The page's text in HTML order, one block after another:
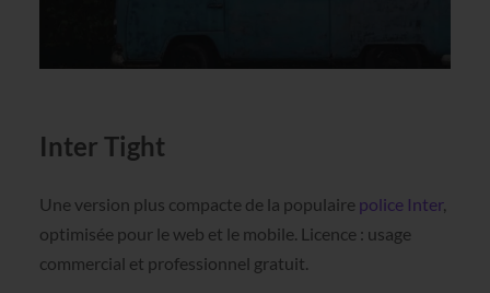
Inter Tight
Une version plus compacte de la populaire police Inter,
optimisée pour le web et le mobile. Licence : usage
commercial et professionnel gratuit.